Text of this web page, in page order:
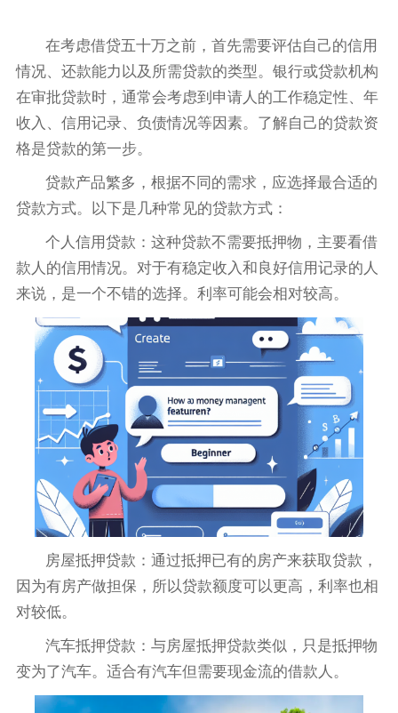
在考虑借贷五十万之前，首先需要评估自己的信用
情况、还款能力以及所需贷款的类型。银行或贷款机构
在审批贷款时，通常会考虑到申请人的工作稳定性、年
收入、信用记录、负债情况等因素。了解自己的贷款资
格是贷款的第一步。
贷款产品繁多，根据不同的需求，应选择最合适的
贷款方式。以下是几种常见的贷款方式：
个人信用贷款：这种贷款不需要抵押物，主要看借
款人的信用情况。对于有稳定收入和良好信用记录的人
来说，是一个不错的选择。利率可能会相对较高。
房屋抵押贷款：通过抵押已有的房产来获取贷款，
因为有房产做担保，所以贷款额度可以更高，利率也相
对较低。
汽车抵押贷款：与房屋抵押贷款类似，只是抵押物
变为了汽车。适合有汽车但需要现金流的借款人。